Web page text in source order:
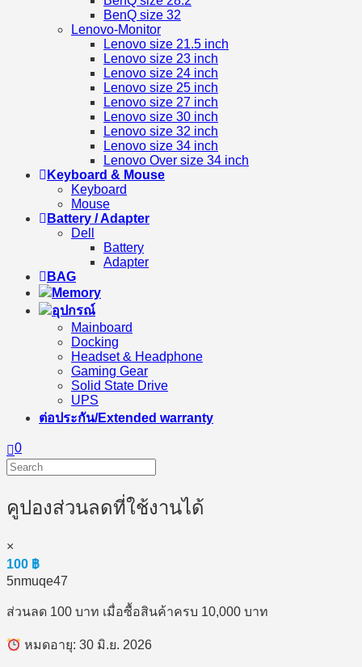
BenQ size 32
Lenovo-Monitor
Lenovo size 21.5 inch
Lenovo size 23 inch
Lenovo size 24 inch
Lenovo size 25 inch
Lenovo size 27 inch
Lenovo size 30 inch
Lenovo size 32 inch
Lenovo size 34 inch
Lenovo Over size 34 inch
Keyboard & Mouse
Keyboard
Mouse
Battery / Adapter
Dell
Battery
Adapter
BAG
Memory
อุปกรณ์
Mainboard
Docking
Headset & Headphone
Gaming Gear
Solid State Drive
UPS
ต่อประกัน/Extended warranty
0
คูปองส่วนลดที่ใช้งานได้
×
100 ฿
5nmuqe47
ส่วนลด 100 บาท เมื่อซื้อสินค้าครบ 10,000 บาท
หมดอายุ: 30 มิ.ย. 2026